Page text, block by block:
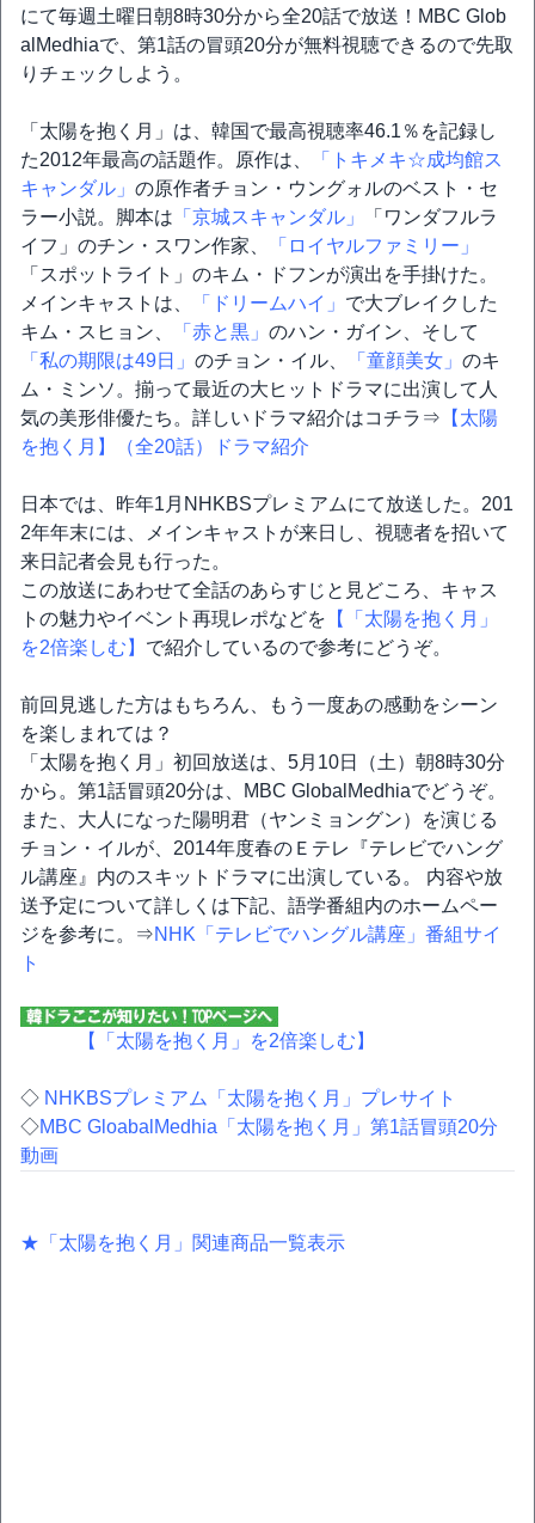
にて毎週土曜日朝8時30分から全20話で放送！MBC Glob
alMedhiaで、第1話の冒頭20分が無料視聴できるので先取
りチェックしよう。
「太陽を抱く月」は、韓国で最高視聴率46.1％を記録し
た2012年最高の話題作。原作は、
「トキメキ☆成均館ス
キャンダル」 の原作者チョン・ウングォルのベスト・セ
ラー小説。脚本は 「京城スキャンダル」
「ワンダフルラ
イフ」のチン・スワン作家、
「ロイヤルファミリー」
「スポットライト」のキム・ドフンが演出を手掛けた。
メインキャストは、
「ドリームハイ」 で大ブレイクした
キム・スヒョン、
「赤と黒」 のハン・ガイン、そして
「私の期限は49日」 のチョン・イル、 「童顔美女」 のキ
ム・ミンソ。揃って最近の大ヒットドラマに出演して人
気の美形俳優たち。詳しいドラマ紹介はコチラ⇒ 【太陽
を抱く月】（全20話）ドラマ紹介
日本では、昨年1月NHKBSプレミアムにて放送した。201
2年年末には、メインキャストが来日し、視聴者を招いて
来日記者会見も行った。
この放送にあわせて全話のあらすじと見どころ、キャス
トの魅力やイベント再現レポなどを 【「太陽を抱く月」
を2倍楽しむ】 で紹介しているので参考にどうぞ。
前回見逃した方はもちろん、もう一度あの感動をシーン
を楽しまれては？
「太陽を抱く月」初回放送は、5月10日（土）朝8時30分
から。第1話冒頭20分は、MBC GlobalMedhiaでどうぞ。
また、大人になった陽明君（ヤンミョングン）を演じる
チョン・イルが、2014年度春のＥテレ『テレビでハング
ル講座』内のスキットドラマに出演している。 内容や放
送予定について詳しくは下記、語学番組内のホームペー
ジを参考に。⇒NHK「テレビでハングル講座」番組サイ
ト
【「太陽を抱く月」を2倍楽しむ】
◇ NHKBSプレミアム「太陽を抱く月」プレサイト
◇MBC GloabalMedhia「太陽を抱く月」第1話冒頭20分
動画
★「太陽を抱く月」関連商品一覧表示